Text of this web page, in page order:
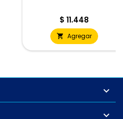
Precio
$ 11.448
 Agregar

